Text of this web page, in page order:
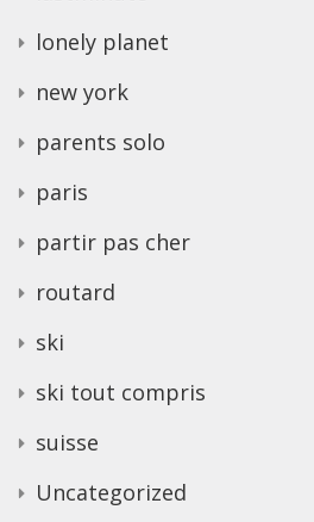
lonely planet
new york
parents solo
paris
partir pas cher
routard
ski
ski tout compris
suisse
Uncategorized